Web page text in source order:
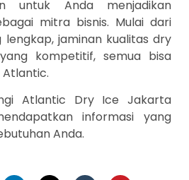
untuk Anda menjadikan
mitra bisnis. Mulai dari
jaminan kualitas dry
kompetitif, semua bisa
Atlantic Dry Ice Jakarta
informasi yang
Anda.